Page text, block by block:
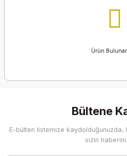
Ürün
Bültene
E-bülten listemize
sizin